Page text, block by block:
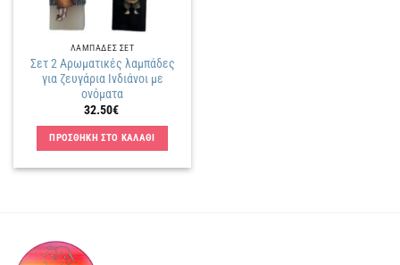
ΛΑΜΠΑΔΕΣ ΣΕΤ
Σετ 2 Αρωματικές λαμπάδες
για ζευγάρια Ινδιάνοι με
ονόματα
32.50€
ΠΡΟΣΘΗΚΗ ΣΤΟ ΚΑΛΑΘΙ